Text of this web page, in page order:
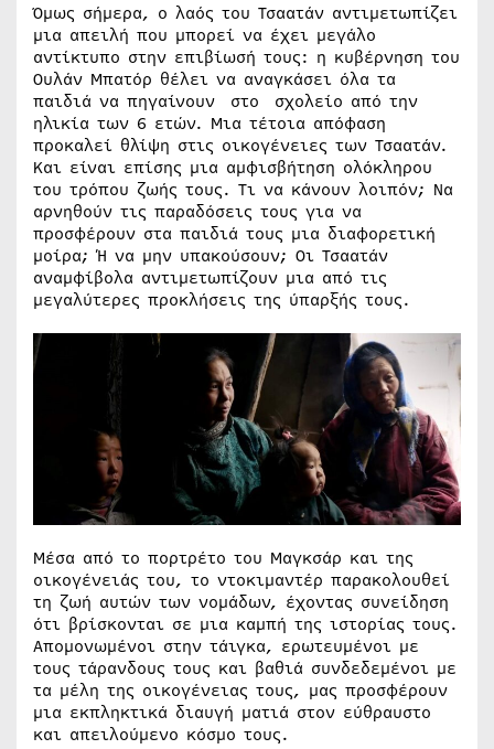
Όμως σήμερα, ο λαός του Τσαατάν αντιμετωπίζει
μια απειλή που μπορεί να έχει μεγάλο
αντίκτυπο στην επιβίωσή τους: η κυβέρνηση του
Ουλάν Μπατόρ θέλει να αναγκάσει όλα τα
παιδιά να πηγαίνουν στο σχολείο από την
ηλικία των 6 ετών. Μια τέτοια απόφαση
προκαλεί θλίψη στις οικογένειες των Τσαατάν.
Και είναι επίσης μια αμφισβήτηση ολόκληρου
του τρόπου ζωής τους. Τι να κάνουν λοιπόν; Να
αρνηθούν τις παραδόσεις τους για να
προσφέρουν στα παιδιά τους μια διαφορετική
μοίρα; Ή να μην υπακούσουν; Οι Τσαατάν
αναμφίβολα αντιμετωπίζουν μια από τις
μεγαλύτερες προκλήσεις της ύπαρξής τους.
Μέσα από το πορτρέτο του Μαγκσάρ και της
οικογένειάς του, το ντοκιμαντέρ παρακολουθεί
τη ζωή αυτών των νομάδων, έχοντας συνείδηση
ότι βρίσκονται σε μια καμπή της ιστορίας τους.
Απομονωμένοι στην τάιγκα, ερωτευμένοι με
τους τάρανδους τους και βαθιά συνδεδεμένοι με
τα μέλη της οικογένειας τους, μας προσφέρουν
μια εκπληκτικά διαυγή ματιά στον εύθραυστο
και απειλούμενο κόσμο τους.